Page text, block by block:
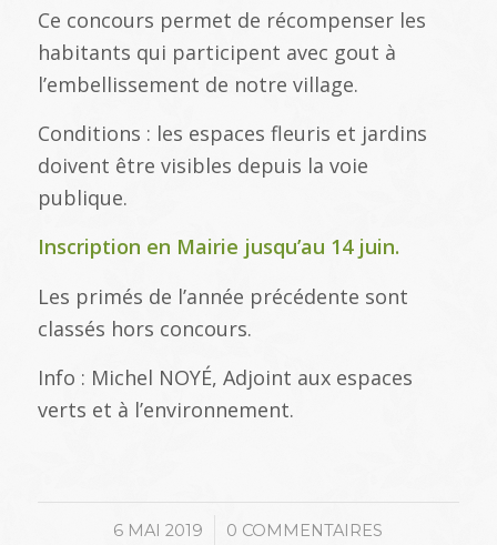
Ce concours permet de récompenser les
habitants qui participent avec gout à
l’embellissement de notre village.
Conditions : les espaces fleuris et jardins
doivent être visibles depuis la voie
publique.
Inscription en Mairie jusqu’au 14 juin.
Les primés de l’année précédente sont
classés hors concours.
Info : Michel NOYÉ, Adjoint aux espaces
verts et à l’environnement.
6 MAI 2019
/ 0 COMMENTAIRES